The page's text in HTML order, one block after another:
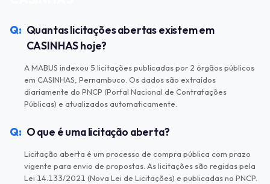
Quantas licitações abertas existem em
CASINHAS hoje?
A MABUS indexou 5 licitações publicadas por 2 órgãos públicos
em CASINHAS, Pernambuco. Os dados são extraídos
diariamente do PNCP (Portal Nacional de Contratações
Públicas) e atualizados automaticamente.
O que é uma licitação aberta?
Licitação aberta é um processo de compra pública com prazo
vigente para envio de propostas. As licitações são regidas pela
Lei 14.133/2021 (Nova Lei de Licitações) e publicadas no PNCP.